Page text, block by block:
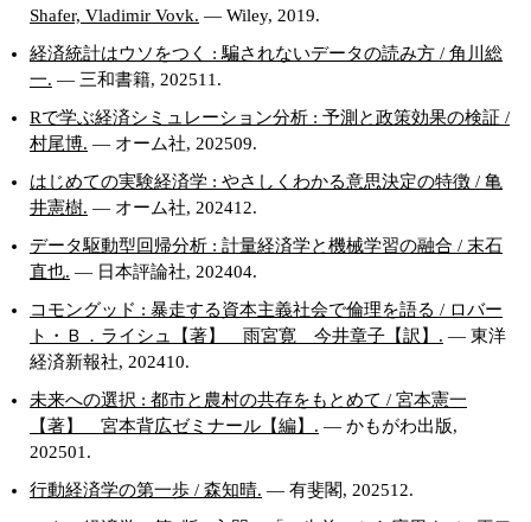
Shafer, Vladimir Vovk. — Wiley, 2019.
経済統計はウソをつく : 騙されないデータの読み方 / 角川総
一. — 三和書籍, 202511.
Rで学ぶ経済シミュレーション分析 : 予測と政策効果の検証 /
村尾博. — オーム社, 202509.
はじめての実験経済学 : やさしくわかる意思決定の特徴 / 亀
井憲樹. — オーム社, 202412.
データ駆動型回帰分析 : 計量経済学と機械学習の融合 / 末石
直也. — 日本評論社, 202404.
コモングッド : 暴走する資本主義社会で倫理を語る / ロバー
ト・Ｂ．ライシュ【著】 雨宮寛 今井章子【訳】. — 東洋
経済新報社, 202410.
未来への選択 : 都市と農村の共存をもとめて / 宮本憲一
【著】 宮本背広ゼミナール【編】. — かもがわ出版,
202501.
行動経済学の第一歩 / 森知晴. — 有斐閣, 202512.